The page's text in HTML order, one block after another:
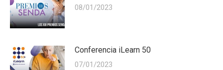
08/01/2023
Conferencia iLearn 50
07/01/2023